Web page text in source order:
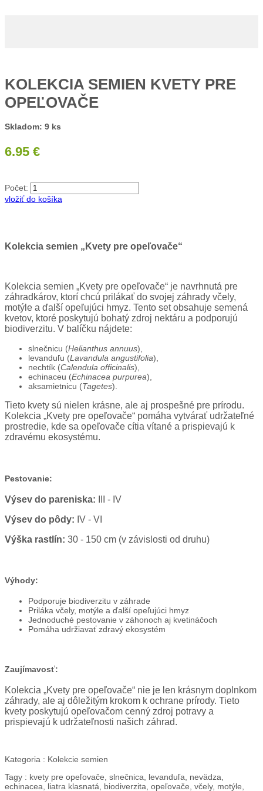
KOLEKCIA SEMIEN KVETY PRE
OPEĽOVAČE
Skladom: 9 ks
6.95 €
Počet:
vložiť do košíka
Kolekcia semien „Kvety pre opeľovače“
Kolekcia semien „Kvety pre opeľovače“ je navrhnutá pre
záhradkárov, ktorí chcú prilákať do svojej záhrady včely,
motýle a ďalší opeľujúci hmyz. Tento set obsahuje semená
kvetov, ktoré poskytujú bohatý zdroj nektáru a podporujú
biodiverzitu. V balíčku nájdete:
slnečnicu (Helianthus annuus),
levanduľu (Lavandula angustifolia),
nechtík (Calendula officinalis),
echinaceu (Echinacea purpurea),
aksamietnicu (Tagetes).
Tieto kvety sú nielen krásne, ale aj prospešné pre prírodu.
Kolekcia „Kvety pre opeľovače“ pomáha vytvárať udržateľné
prostredie, kde sa opeľovače cítia vítané a prispievajú k
zdravému ekosystému.
Pestovanie:
Výsev do pareniska: III - IV
Výsev do pôdy: IV - VI
Výška rastlín: 30 - 150 cm (v závislosti od druhu)
Výhody:
Podporuje biodiverzitu v záhrade
Priláka včely, motýle a ďalší opeľujúci hmyz
Jednoduché pestovanie v záhonoch aj kvetináčoch
Pomáha udržiavať zdravý ekosystém
Zaujímavosť:
Kolekcia „Kvety pre opeľovače“ nie je len krásnym doplnkom
záhrady, ale aj dôležitým krokom k ochrane prírody. Tieto
kvety poskytujú opeľovačom cenný zdroj potravy a
prispievajú k udržateľnosti našich záhrad.
Kategoria : Kolekcie semien
Tagy : kvety pre opeľovače, slnečnica, levanduľa, nevädza,
echinacea, liatra klasnatá, biodiverzita, opeľovače, včely, motýle,